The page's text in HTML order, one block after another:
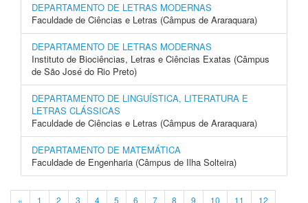
DEPARTAMENTO DE LETRAS MODERNAS
Faculdade de Ciências e Letras (Câmpus de Araraquara)
DEPARTAMENTO DE LETRAS MODERNAS
Instituto de Biociências, Letras e Ciências Exatas (Câmpus
de São José do Rio Preto)
DEPARTAMENTO DE LINGUÍSTICA, LITERATURA E
LETRAS CLÁSSICAS
Faculdade de Ciências e Letras (Câmpus de Araraquara)
DEPARTAMENTO DE MATEMÁTICA
Faculdade de Engenharia (Câmpus de Ilha Solteira)
« 1 2 3 4 5 6 7 8 9 10 11 12